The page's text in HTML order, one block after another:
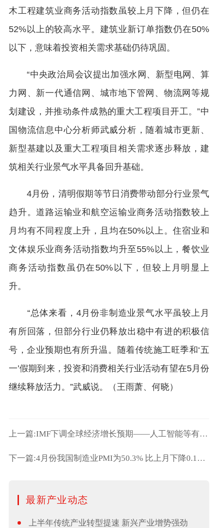
木工程建筑业商务活动指数虽较上月下降，但仍在
52%以上的较高水平。建筑业新订单指数仍在50%
以下，意味着投资相关需求基础仍待巩固。
“中央政治局会议提出加强水网、新型电网、算
力网、新一代通信网、城市地下管网、物流网等规
划建设，并推动条件成熟的重大工程项目开工。”中
国物流信息中心分析师武威分析，随着城市更新、
新型基建以及重大工程项目相关需求逐步释放，建
筑相关行业景气水平具备回升基础。
4月份，清明假期等节日消费带动部分行业景气
趋升。道路运输业和航空运输业商务活动指数较上
月均有不同程度上升，且均在50%以上。住宿业和
文体娱乐业商务活动指数均升至55%以上，餐饮业
商务活动指数虽仍在50%以下，但较上月明显上
升。
“总体来看，4月份非制造业景气水平虽较上月
有所回落，但部分行业仍释放出稳中有进的积极信
号，企业预期也有所升温。随着传统施工旺季和‘五
一’假期到来，投资和消费相关行业活动有望在5月份
继续释放活力。”武威说。（王雨萧、何晓）
上一篇:IMF下调全球经济增长预期——人工智能等有望助力经济复苏
下一篇:4月份我国制造业PMI为50.3% 比上月下降0.1个百分点
最新产业动态
上半年传统产业转型提速 新兴产业增势强劲